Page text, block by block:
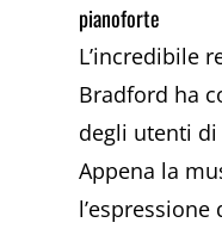
pianoforte
L’incredibile
Bradford ha
degli utenti
Appena la